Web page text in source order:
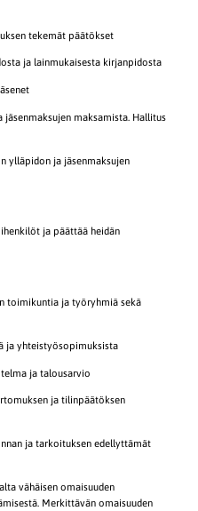
tekemät päätökset
ja lainmukaisesta kirjanpidosta
maksamista. Hallitus
ylläpidon ja jäsenmaksujen
ja päättää heidän
ja työryhmiä sekä
yhteistyösopimuksista
ja talousarvio
ja tilinpäätöksen
ja tarkoituksen edellyttämät
vähäisen omaisuuden
Merkittävän omaisuuden